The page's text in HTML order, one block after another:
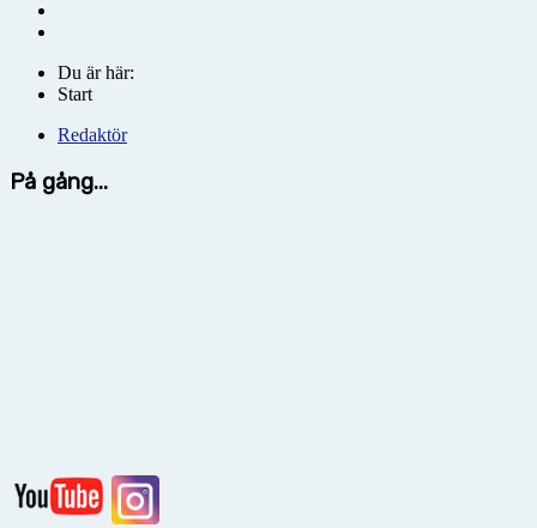
Du är här:
Start
Redaktör
På gång...